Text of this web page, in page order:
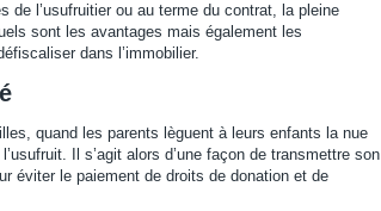
de l’usufruitier ou au terme du contrat, la pleine
sont les avantages mais également les
dans l’immobilier.
quand les parents lèguent à leurs enfants la nue
Il s’agit alors d’une façon de transmettre son
éviter le paiement de droits de donation et de